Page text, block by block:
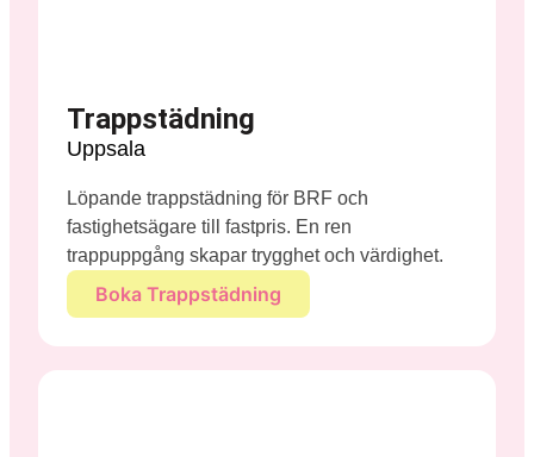
Trappstädning
Uppsala
Löpande trappstädning för BRF och
fastighetsägare till fastpris. En ren
trappuppgång skapar trygghet och värdighet.
Boka Trappstädning